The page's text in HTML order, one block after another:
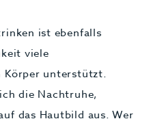
ist ebenfalls
viele
Körper unterstützt.
die Nachtruhe,
das Hautbild aus. Wer